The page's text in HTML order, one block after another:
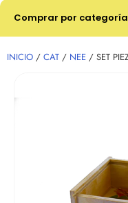
Comprar por
INICIO / CAT / NEE / SET